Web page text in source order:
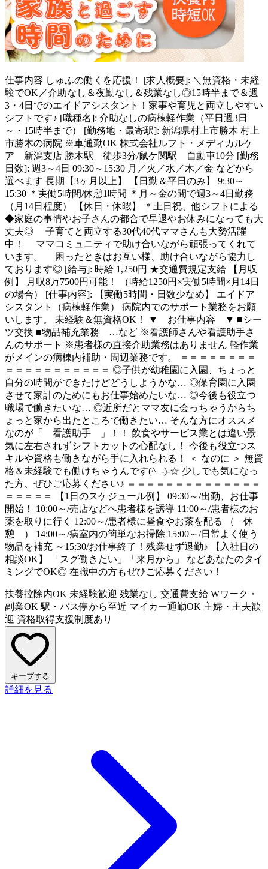
仕事内容 しゅふの働くを応援！ [求人概要]: ＼無資格・未経
験でOK／介助なし＆夜勤なし＆残業なし◎15時半まで＆週
3・4日でのエイドアシスタント！家事や育児と両立しやすい
シフトです♪ [職種名]: 介助なしの病棟軽作業（平日週3日
～・15時半まで） [勤務地・最寄駅]: 新潟県村上市勝木 村上
市勝木の病院 ※車通勤OK 株式会社ルフト・メディカルケ
ア 新潟支店 勝木駅 徒歩3分/鼠ケ関駅 自動車10分 [勤務
日数]: 週3～4日 09:30～15:30 月／火／水／木／金 などから
選べます 長期【3ヶ月以上】 【日勤＆平日のみ】 9:30～
15:30 ＊実働5時間/休憩1時間 ＊月～金の間で週3～4日勤務
（月14日程度） 【休日・休暇】 ＊土日祝、他シフトによる
◆家庭の事情やお子さんの都合で早退やお休みになっても大
丈夫◎ 子育てと両立する30代40代ママさんも大勢活躍
中！ ママコミュニティで助け合いながら頑張ってくれて
います。 困ったときはお互い様、助け合いながら協力し
ております◎ [給与]: 時給 1,250円 ★交通費規定支給 【月収
例】 月収8万7500円可能！ （時給1250円×実働5時間×月14日
の場合） [仕事内容]: 【実働5時間・日数少なめ】 エイドア
シスタント（病棟軽作業） 病院内でのサポート業務をお願
いします。 未経験＆無資格OK！ ▼ お仕事内容 ▼ ■シー
ツ交換 ■物品補充業務 …など ※看護師さんや看護助手さ
んのサポート ※患者様の直接介助業務はありません 軽作業
がメインの病棟内補助・周辺業務です。 ＝＝＝＝＝＝＝＝
＝＝＝＝＝＝＝＝＝＝＝ ◎子供が幼稚園に入園、ちょっと
自分の時間ができたけどどうしようかな… ◎保育園に入園
させて家計のためにもお仕事始めたいな… ◎今後も役立つ
職場で働きたいな… ◎近所だとママ友に会っちゃうからち
ょっと家から出たところで働きたい… そんな方にオススメ
なのが「 看護助手 」！！ 飲食やサービス業とは違い景
気に左右されずシフトカットの心配なし！ 今後も役立つス
キルや資格も働きながら手に入れられる！ ＜ なのに ＞ 無資
格＆未経験でも働けちゃうんです(^_-)-☆ 少しでも気になっ
た方、ぜひご応募ください♪ ＝＝＝＝＝＝＝＝＝＝＝＝＝＝
＝＝＝＝＝ 【1日のスケジュール例】 09:30～/出勤、お仕事
開始！ 10:00～/売店などへ患者様を誘導 11:00～/患者様のお
薬を取りに行く 12:00～/患者様に昼食やお茶を配る （ 休
憩 ） 14:00～/病室内の簡単なお掃除 15:00～/日常よく使う
物品を補充 ～15:30/お仕事終了！残業せず退勤♪ 【入社日の
相談OK】 「スグ働きたい」「来月から」 などあなたのタイ
ミングでOK◎ 在職中の方もぜひご応募ください！
扶養控除内OK 未経験歓迎 残業なし 交通費支給 Wワーク・
副業OK 駅・バス停から至近 マイカー通勤OK 主婦・主夫歓
迎 資格取得支援制度あり
キープする
詳細を見る